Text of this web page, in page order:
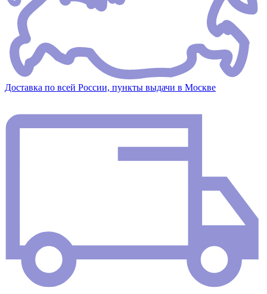
Доставка по всей России, пункты выдачи в Москве